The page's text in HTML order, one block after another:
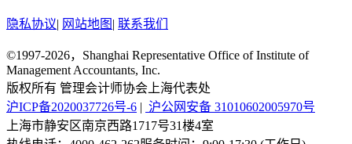
隐私协议| 网站地图 | 联系我们
©1997-2026，Shanghai Representative Office of Institute of
Management Accountants, Inc.
版权所有 管理会计师协会上海代表处
沪ICP备2020037726号-6 | 沪公网安备 31010602005970号
上海市静安区南京西路1717号31楼4室